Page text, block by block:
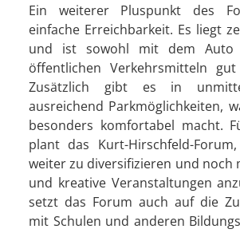
Ein weiterer Pluspunkt des
einfache Erreichbarkeit. Es liegt
und ist sowohl mit dem
öffentlichen Verkehrsmitteln
Zusätzlich gibt es in
ausreichend Parkmöglichkeiten,
besonders komfortabel macht.
plant das Kurt-Hirschfeld-
weiter zu diversifizieren und noch
und kreative Veranstaltungen
setzt das Forum auch auf die
mit Schulen und anderen